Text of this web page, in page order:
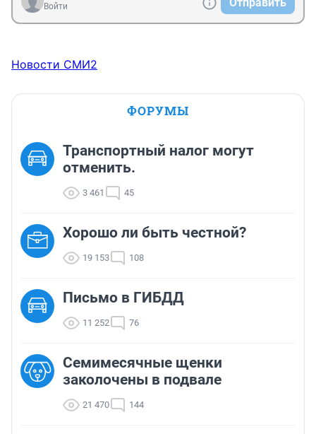
Войти
Новости СМИ2
ФОРУМЫ
Транспортный налог могут
отменить.
3 461 45
Хорошо ли быть честной?
19 153 108
Письмо в ГИБДД
11 252 76
Семимесячные щенки
заколочены в подвале
21 470 144